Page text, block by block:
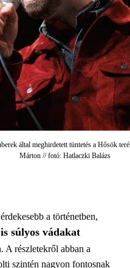
által meghirdetett tüntetés a Hősök
Márton // fotó: Hatlaczki Balázs
a történetben,
súlyos vádakat
A részletekről abban a
szintén nagyon fontosnak